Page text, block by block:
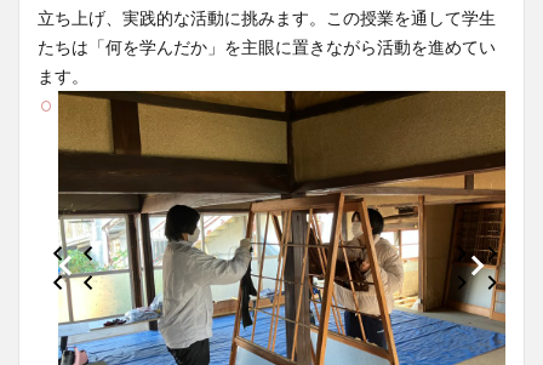
立ち上げ、実践的な活動に挑みます。この授業を通して学生
たちは「何を学んだか」を主眼に置きながら活動を進めてい
ます。